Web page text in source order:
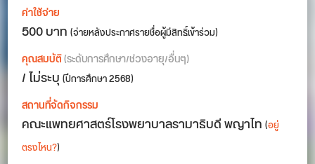
ค่าใช้จ่าย
500 บาท(จ่ายหลังประกาศรายชื่อผู้มีสิทธิ์เข้าร่วม)
คุณสมบัติ(ระดับการศึกษา/ช่วงอายุ/อื่นๆ)
/ ไม่ระบุ(ปีการศึกษา 2568)
สถานที่จัดกิจกรรม
คณะแพทยศาสตร์โรงพยาบาลรามาธิบดี พญาไท(อยู่
ตรงไหน?)